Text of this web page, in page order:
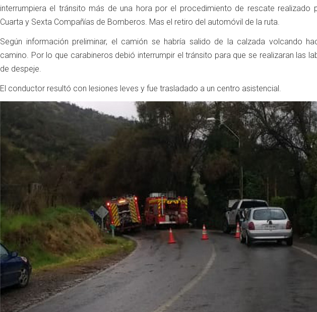
interrumpiera el tránsito más de una hora por el procedimiento de rescate realizado
Cuarta y Sexta Compañías de Bomberos. Mas el retiro del automóvil de la ruta.
Según información preliminar, el camión se habría salido de la calzada volcando
camino. Por lo que carabineros debió interrumpir el tránsito para que se realizaran las
de despeje.
El conductor resultó con lesiones leves y fue trasladado a un centro asistencial.